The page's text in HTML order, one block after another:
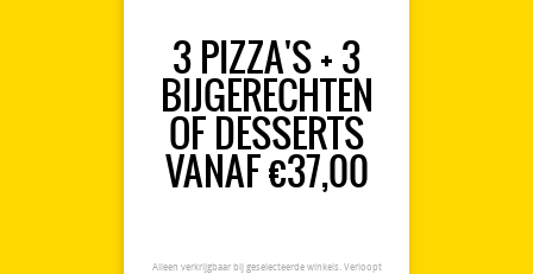
3 PIZZA'S + 3
BIJGERECHTEN
OF DESSERTS
VANAF €37,00
Alleen verkrijgbaar bij geselecteerde winkels. Verloopt